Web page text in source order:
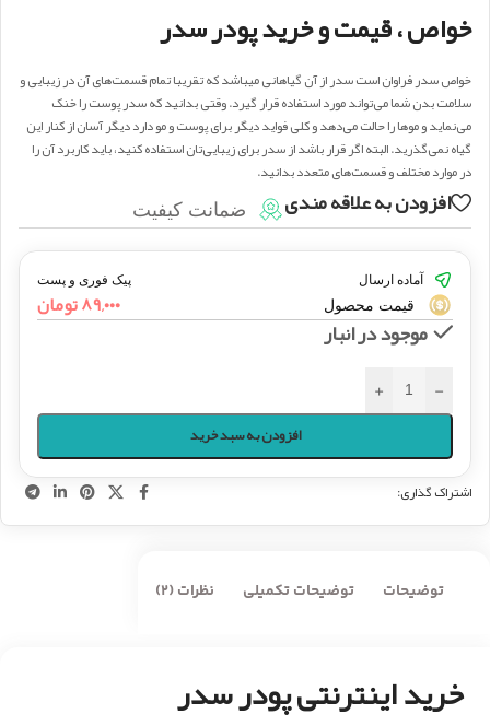
خواص ، قیمت و خرید پودر سدر
خواص سدر فراوان است سدر از آن گیاهانی میباشد که تقریبا تمام قسمت‌های آن در زیبایی و
سلامت بدن شما می‌تواند مورد استفاده قرار ‌گیرد. وقتی بدانید که سدر پوست را خنک
می‌نماید و موها را حالت می‌دهد و کلی فواید دیگر برای پوست و مو دارد دیگر آسان از کنار این
گیاه نمی‌گذرید. البته اگر قرار باشد از سدر برای زیبایی‌تان استفاده کنید، باید کاربرد آن را
در موارد مختلف و قسمت‌های متعدد بدانید.
افزودن به علاقه مندی ضمانت کیفیت
آماده ارسال پیک فوری و پست
قیمت محصول ۸۹,۰۰۰تومان
موجود در انبار
-
+
افزودن به سبد خرید
اشتراک گذاری:
توضیحات توضیحات تکمیلی نظرات (2)
خرید اینترنتی پودر سدر